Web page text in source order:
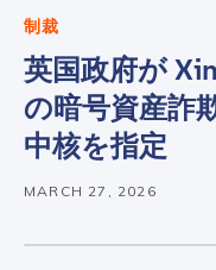
制裁
英国政府が
の暗号資産詐
中核を指定
MARCH 27, 2026
Company /
Work Email Address